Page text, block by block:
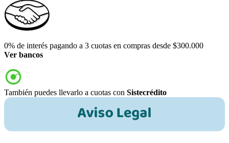
0% de interés pagando a 3 cuotas en compras desde $300.000
Ver bancos
También puedes llevarlo a cuotas con Sistecrédito